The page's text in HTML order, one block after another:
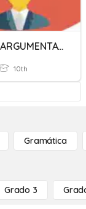
ENSAYO ARGUMENTATIVO
10th
Gramática
Grado 3